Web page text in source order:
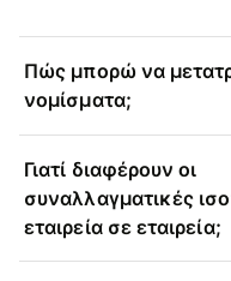
Πώς μπορώ να
νομίσματα;
Γιατί διαφέρουν οι
συναλλαγματικές
εταιρεία σε εταιρεία;